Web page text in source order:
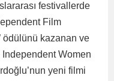
festivallerde
Film
ödülünü kazanan ve
Independent Women
yeni filmi